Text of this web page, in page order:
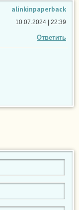
alinkinpaperback
Ответить
10.07.2024 | 22:39